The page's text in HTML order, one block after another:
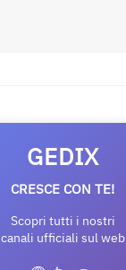
GEDIX
CRESCE CON TE!
Scopri tutti i nostri
canali ufficiali sul web